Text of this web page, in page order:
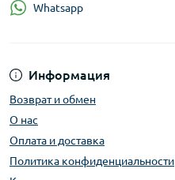
Информация
Возврат и обмен
О нас
Оплата и доставка
Политика конфиденциальности
Whatsapp